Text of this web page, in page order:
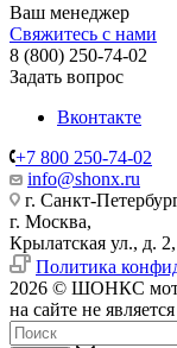
Ваш менеджер
Свяжитесь с нами
8 (800) 250-74-02
Задать вопрос
Вконтакте
+7 800 250-74-02
info@shonx.ru
г. Санкт-
г. Москва,
Крылатская ул., д.
Политика
2026 © ШОНКС
на сайте не